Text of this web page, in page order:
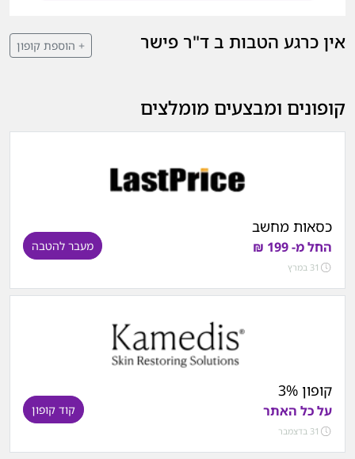
אין כרגע הטבות ב ד"ר פישר + הוספת קופון
קופונים ומבצעים מומלצים
כסאות מחשב
החל מ- 199 ₪
31 במרץ
מעבר להטבה
קופון 3%
על כל האתר
31 בדצמבר
קוד קופון